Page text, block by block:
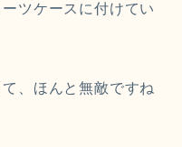
ツケースに付けてい
、ほんと無敵ですね